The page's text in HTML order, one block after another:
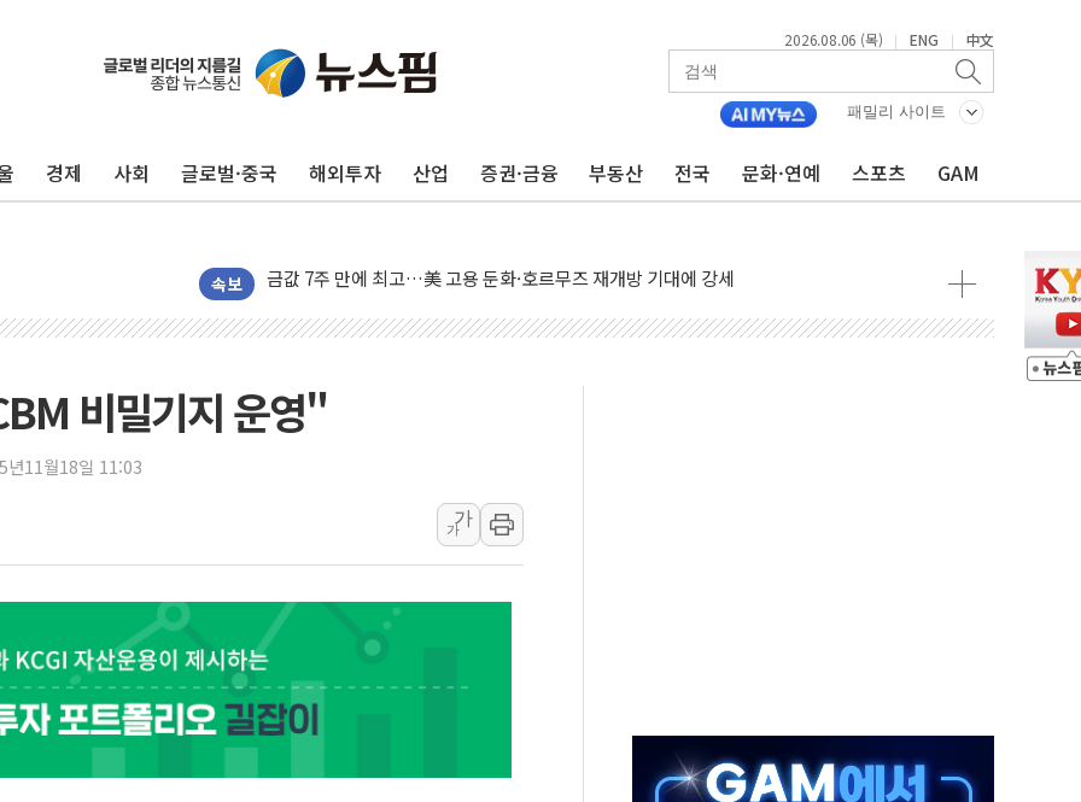
2026.08.06 (목) | ENG | 中文
패밀리 사이트
경제 사회 글로벌·중국 해외투자 산업 증권·금융 부동산 전국 문화·연예 스포츠 GAM
속보
구광모, 내주 실리콘밸리서 젠슨 황 재회…로봇·AI 데이터센터·모빌리티 구체화
뉴욕증시 개장 전 특징주...모더나·아이온큐·도어대시↑ VS 샌디스크·피그마·앱러빈↓
뉴욕증시 프리뷰, 미 주가선물 AI주 차익실현 속 혼조세...웨스턴디지털·샌디스크↓
청와대, 북한 단거리 탄도미사일 발사에 긴급 안보 점검회의
[인도증시] 중동 긴장 완화에 실적 호조까지, 상승...호실적 보고 기업 상승세 뚜렷
러, 1인칭시점 드론으로 우크라 민간인 '사파리' 공격… 시민들 공포감 극대화 전략
'월가의 황제' 다이먼 "금융시장 레버리지 위험수위…숨은 차입이 더 큰 변수"
양주 섬유염색공장서 화재 1명 중상…대응 1단계 진압 중
해군 1함대 창설 80주년…지역과 함께하는 '선봉'의 대민 봉사
[3보] 북, 원산서 동해로 단거리 탄도미사일 1발 발사… 올해 10번째·42일 만 도발
우크라 드론 전술, 중남미 콜롬비아에 새 안보 위기… 반군·마약카르텔이 습득해 전투 활용
동해해경, 독도 해상서 부유물 감긴 어선 구조
주한미군 "오산기지 누출, 백린 아닌 무해한 표면 부식 물질"
구미 폐염산처리업체서 불 2시간30여분만에 진화...외국인 노동자 숨져
해군과 함께하는 '불금전파, 송정' 시즌2
강원도 폭염특보 11일째…온열질환·가축 피해 최소화 '총력 대응'
비밀기지 운영"
년11월18일 11:03
가
가